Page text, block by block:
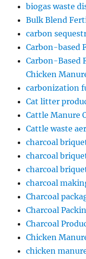
biogas waste
Bulk Blend
carbon
Carbon-based
Carbon-Based
Chicken
carbonization
Cat litter
Cattle Manure
Cattle waste
charcoal
charcoal
charcoal
charcoal
Charcoal
Charcoal
Charcoal
Chicken
chicken